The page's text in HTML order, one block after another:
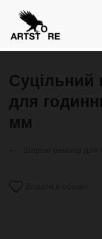
Суцільний
для
мм